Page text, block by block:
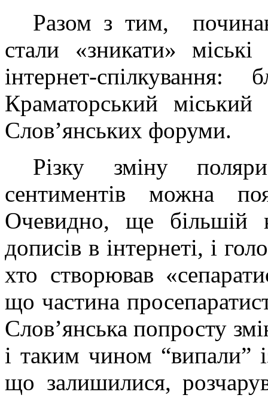
Разом з тим,
стали «зникати»
інтернет-
Краматорський
Слов’янських форуми.
Різку зміну
сентиментів можна
Очевидно, ще більшій
дописів в інтернеті, і
хто створював
що частина
Слов’янська попросту
і таким чином “випали”
що залишилися,